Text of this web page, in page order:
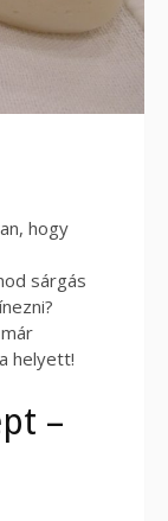
hogy
sárgás
helyett!
–